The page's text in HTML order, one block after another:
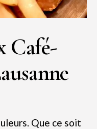
Café-
Que ce soit